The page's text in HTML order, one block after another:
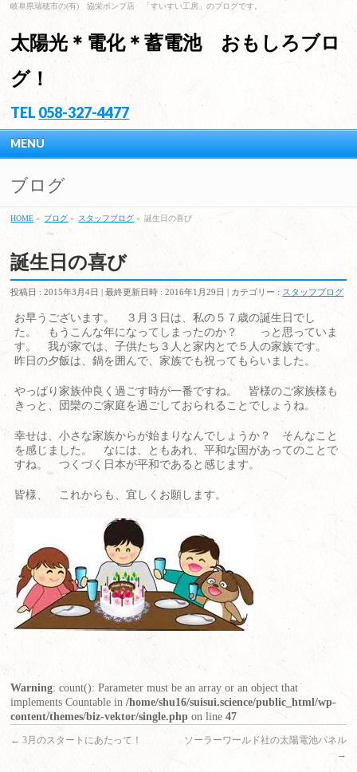
岐阜県瑞穂市の(有) 協栄ポンプ店 「すいすい工房」のブログです。
太陽光＊電化＊蓄電池 おもしろブロ
グ！
TEL 058-327-4477
MENU
ブログ
HOME » ブログ » スタッフブログ » 誕生日の喜び
誕生日の喜び
投稿日 : 2015年3月4日 最終更新日時 : 2016年1月29日 カテゴリー : スタッフブログ
お早うございます。 ３月３日は、私の５７歳の誕生日でし
た。 もうこんな年になってしまったのか？ っと思っていま
す。 我が家では、子供たち３人と家内とで５人の家族です。
昨日の夕飯は、鍋を囲んで、家族でも祝ってもらいました。
やっぱり家族仲良く過ごす時が一番ですね。 皆様のご家族様も
きっと、団欒のご家庭を過ごしておられることでしょうね。
幸せは、小さな家族からが始まりなんでしょうか？ そんなこと
を感じました。 なには、ともあれ、平和な国があってのことで
すね。 つくづく日本が平和であると感じます。
皆様、 これからも、宜しくお願します。
Warning: count(): Parameter must be an array or an object that
implements Countable in/home/shu16/suisui.science/public_html/wp-
content/themes/biz-vektor/single.php on line47
← 3月のスタートにあたって！
ソーラーワールド社の太陽電池パネル
→